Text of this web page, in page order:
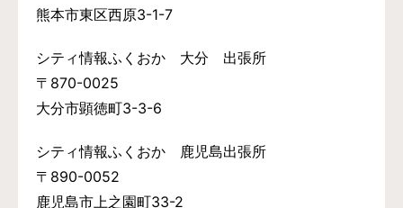
熊本市東区西原3-1-7
シティ情報ふくおか 大分 出張所
〒870-0025
大分市顕徳町3-3-6
シティ情報ふくおか 鹿児島出張所
〒890-0052
鹿児島市上之園町33-2